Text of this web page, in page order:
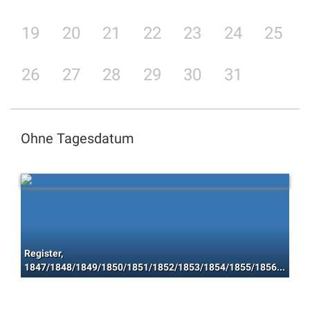
19 20 21 22 23 24 25
26 27 28 29 30 31
Ohne Tagesdatum
Register,
1847/1848/1849/1850/1851/1852/1853/1854/1855/1856/1857/1858